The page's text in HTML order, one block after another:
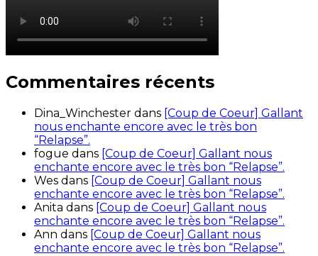
Commentaires récents
Dina_Winchester dans [Coup de Coeur] Gallant
nous enchante encore avec le très bon
“Relapse”.
fogue dans [Coup de Coeur] Gallant nous
enchante encore avec le très bon “Relapse”.
Wes dans [Coup de Coeur] Gallant nous
enchante encore avec le très bon “Relapse”.
Anita dans [Coup de Coeur] Gallant nous
enchante encore avec le très bon “Relapse”.
Ann dans [Coup de Coeur] Gallant nous
enchante encore avec le très bon “Relapse”.